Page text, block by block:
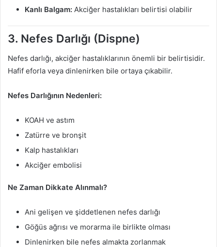
Kanlı Balgam: Akciğer hastalıkları belirtisi olabilir
3. Nefes Darlığı (Dispne)
Nefes darlığı, akciğer hastalıklarının önemli bir belirtisidir.
Hafif eforla veya dinlenirken bile ortaya çıkabilir.
Nefes Darlığının Nedenleri:
KOAH ve astım
Zatürre ve bronşit
Kalp hastalıkları
Akciğer embolisi
Ne Zaman Dikkate Alınmalı?
Ani gelişen ve şiddetlenen nefes darlığı
Göğüs ağrısı ve morarma ile birlikte olması
Dinlenirken bile nefes almakta zorlanmak